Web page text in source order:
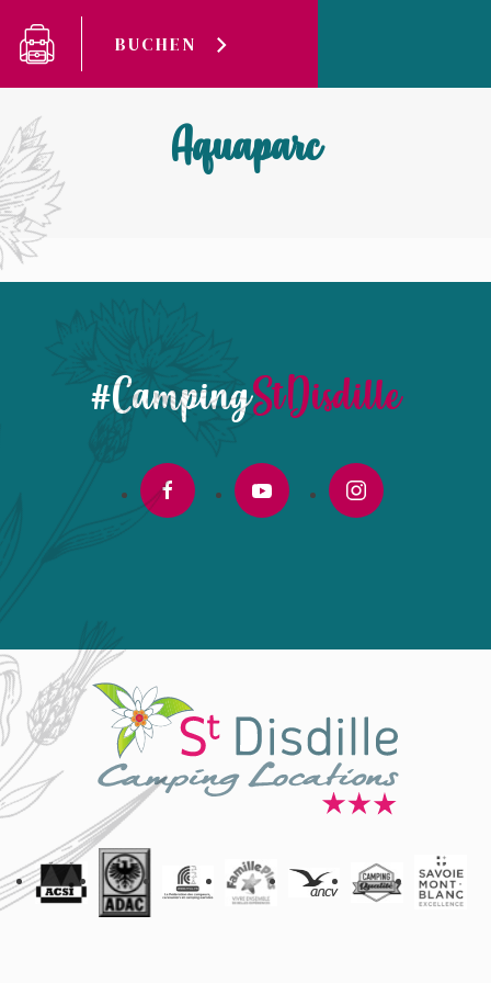
BUCHEN
Camping Saint-Disdille
Aquaparc
#CampingStDisdille
facebook youtube instagram
Cookie-Einstellungen